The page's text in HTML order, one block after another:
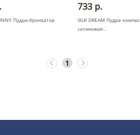
Пудра-бронзатор
733 р.
SILK DREAM Пудра
сатиновая
1